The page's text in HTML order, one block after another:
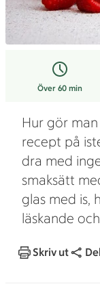
Över 60 min
Hur gör
recept på
dra med
smaksätt
glas med is,
läskande
Skriv ut